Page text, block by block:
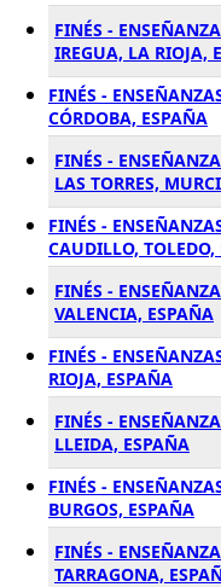
FINÉS -
IREGUA, LA RIOJA,
FINÉS -
CÓRDOBA, ESPAÑA
FINÉS -
LAS TORRES,
FINÉS -
CAUDILLO, TOLEDO,
FINÉS -
VALENCIA, ESPAÑA
FINÉS -
RIOJA, ESPAÑA
FINÉS -
LLEIDA, ESPAÑA
FINÉS -
BURGOS, ESPAÑA
FINÉS -
TARRAGONA,